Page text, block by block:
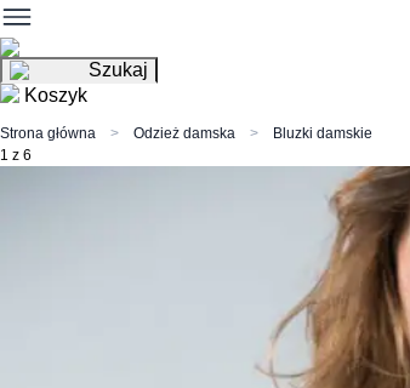
Szukaj
Koszyk
Strona główna Odzież damska
Bluzki damskie
1 z 6